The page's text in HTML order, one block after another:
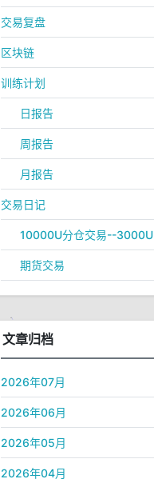
交易复盘
区块链
训练计划
日报告
周报告
月报告
交易日记
10000U分仓交易--3000U
期货交易
文章归档
2026年07月
2026年06月
2026年05月
2026年04月